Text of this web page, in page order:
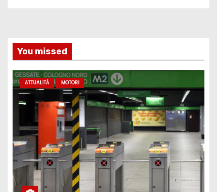
You missed
ATTUALITÀ MOTORI